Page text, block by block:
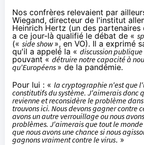
Nos confrères relevaient par
Wiegand, directeur de l'institut
Heinrich Hertz (un des partenaires
a ce jour-là qualifié le débat de «
(« side show», en VO). Il a exprimé
qu'il a appelé la « discussion
pouvant « détruire notre capacité à
qu'Européens » de la pandémie.
Pour lui : « la cryptographie n'est que
constitutifs du système. J'aimerais donc
revienne et reconsidère le problème
trouvons ici. Nous devons gagner contre
avons un autre verrouillage ou nous
problèmes. J'aimerais que tout le
que nous avons une chance si nous
gagnons vraiment contre le virus. »